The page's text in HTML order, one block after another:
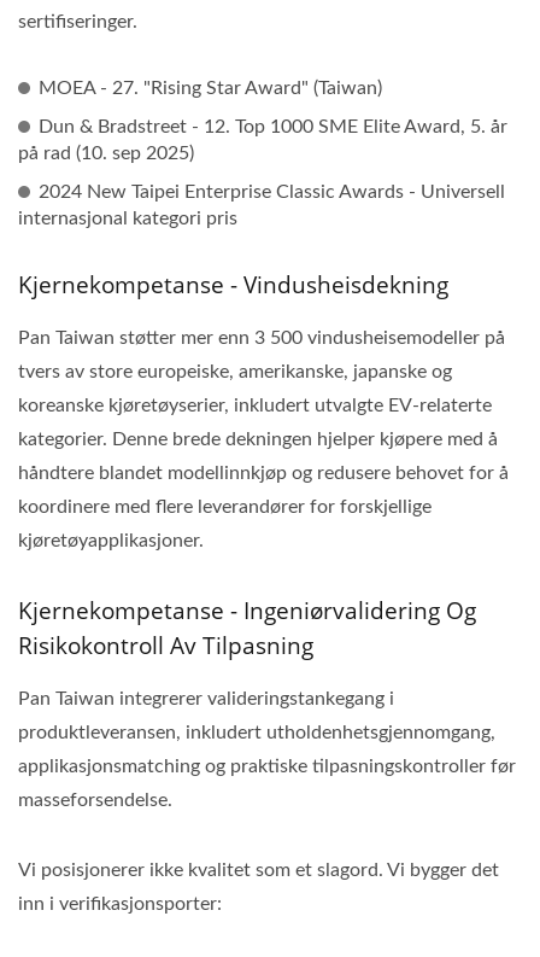
sertifiseringer.
MOEA - 27. "Rising Star Award" (Taiwan)
Dun & Bradstreet - 12. Top 1000 SME Elite Award, 5. år
på rad (10. sep 2025)
2024 New Taipei Enterprise Classic Awards - Universell
internasjonal kategori pris
Kjernekompetanse - Vindusheisdekning
Pan Taiwan støtter mer enn 3 500 vindusheisemodeller på
tvers av store europeiske, amerikanske, japanske og
koreanske kjøretøyserier, inkludert utvalgte EV-relaterte
kategorier. Denne brede dekningen hjelper kjøpere med å
håndtere blandet modellinnkjøp og redusere behovet for å
koordinere med flere leverandører for forskjellige
kjøretøyapplikasjoner.
Kjernekompetanse - Ingeniørvalidering Og
Risikokontroll Av Tilpasning
Pan Taiwan integrerer valideringstankegang i
produktleveransen, inkludert utholdenhetsgjennomgang,
applikasjonsmatching og praktiske tilpasningskontroller før
masseforsendelse.
Vi posisjonerer ikke kvalitet som et slagord. Vi bygger det
inn i verifikasjonsporter: